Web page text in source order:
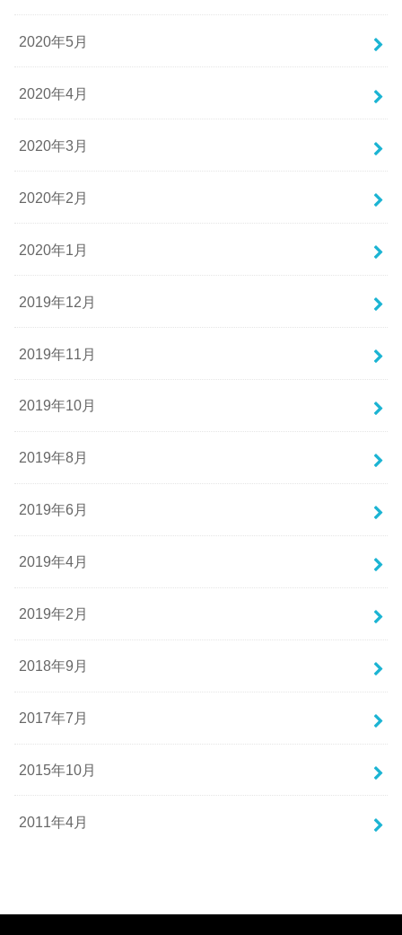
2020年5月
2020年4月
2020年3月
2020年2月
2020年1月
2019年12月
2019年11月
2019年10月
2019年8月
2019年6月
2019年4月
2019年2月
2018年9月
2017年7月
2015年10月
2011年4月